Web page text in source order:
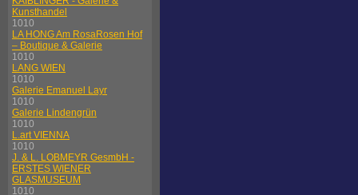
Kunsthandel
1010
LA HONG Am RosaRosen Hof
– Boutique & Galerie
1010
LANG WIEN
1010
Galerie Emanuel Layr
1010
Galerie Lindengrün
1010
L.art VIENNA
1010
J. & L. LOBMEYR GesmbH -
ERSTES WIENER
GLASMUSEUM
1010